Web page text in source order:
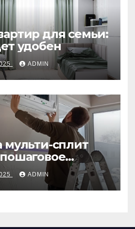
для семьи:
удобен
ADMIN
мульти-сплит
ADMIN